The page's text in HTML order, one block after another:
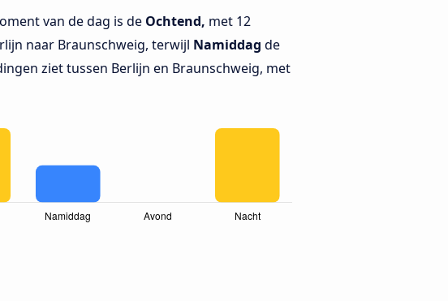
van de dag is de Ochtend, met 12
naar Braunschweig, terwijl Namiddag de
ziet tussen Berlijn en Braunschweig, met